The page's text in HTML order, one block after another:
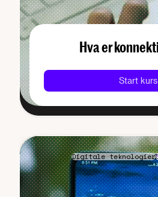
Hva er
Start kurs
Digitale teknologier